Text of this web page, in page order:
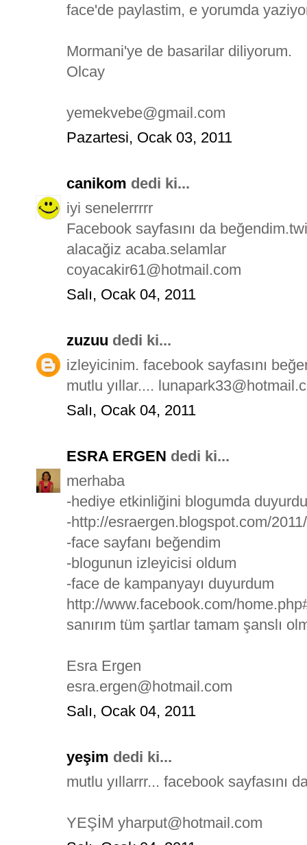
face'de paylastim, e yorumda
Mormani'ye de basarilar diliyorum.
Olcay
yemekvebe@gmail.com
Pazartesi, Ocak 03, 2011
canikom dedi ki...
iyi senelerrrrr
Facebook sayfasını da
alacağiz acaba.selamlar
coyacakir61@hotmail.com
Salı, Ocak 04, 2011
zuzuu dedi ki...
izleyicinim. facebook sayfasını
mutlu yıllar....
Salı, Ocak 04, 2011
ESRA ERGEN dedi ki...
merhaba
-hediye etkinliğini blogumda
-http://esraergen.blogspot.com/
-face sayfanı beğendim
-blogunun izleyicisi oldum
-face de kampanyayı duyurdum
http://www.facebook.com/
sanırım tüm şartlar tamam şanslı
Esra Ergen
esra.ergen@hotmail.com
Salı, Ocak 04, 2011
yeşim dedi ki...
mutlu yıllarrr... facebook sayfasını
YEŞİM yharput@hotmail.com